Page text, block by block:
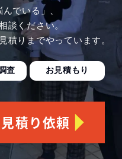
でいる」、
談ください。
積りまでやっています。
査 お見積もり